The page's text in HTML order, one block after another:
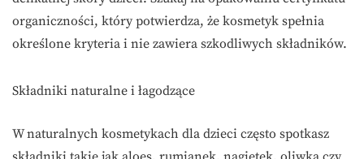
organiczności, który potwierdza, że kosmetyk spełnia
określone kryteria i nie zawiera szkodliwych składników.
Składniki naturalne i łagodzące
W naturalnych kosmetykach dla dzieci często spotkasz